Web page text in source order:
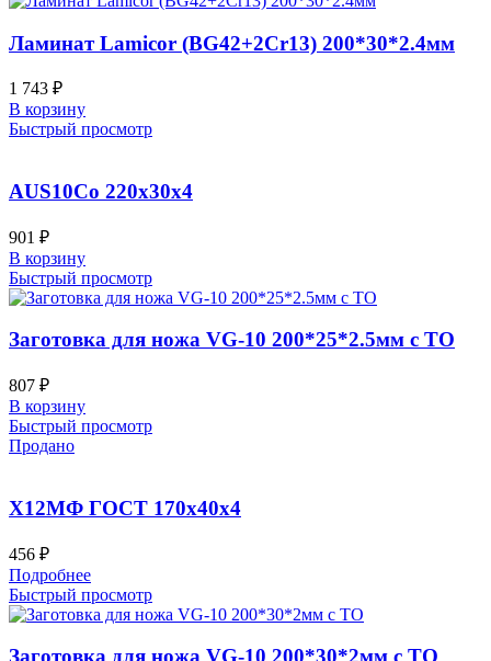
Ламинат Lamicor (BG42+2Cr13) 200*30*2.4мм
1 743 ₽
В корзину
Быстрый просмотр
AUS10Co 220x30x4
901 ₽
В корзину
Быстрый просмотр
Заготовка для ножа VG-10 200*25*2.5мм с ТО
807 ₽
В корзину
Быстрый просмотр
Продано
Х12МФ ГОСТ 170х40х4
456 ₽
Подробнее
Быстрый просмотр